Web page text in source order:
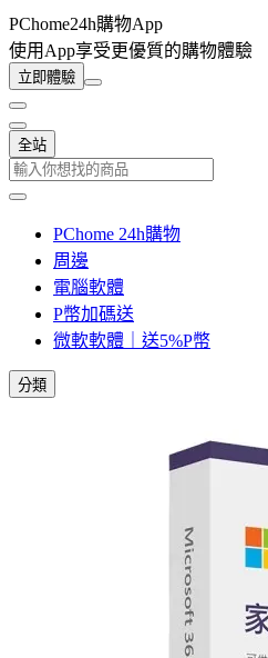
PChome24h購物App
使用App享受更優質的購物體驗
立即體驗
全站
PChome 24h購物
周邊
電腦軟體
P幣加碼送
微軟軟體｜送5%P幣
分類